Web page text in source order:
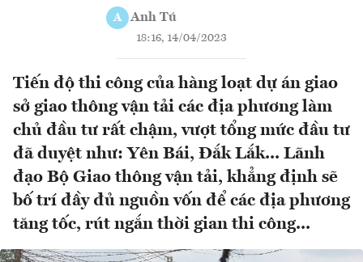
A Anh Tú
18:16, 14/04/2023
Tiến độ thi công của hàng loạt dự án giao
sở giao thông vận tải các địa phương làm
chủ đầu tư rất chậm, vượt tổng mức đầu tư
đã duyệt như: Yên Bái, Đắk Lắk... Lãnh
đạo Bộ Giao thông vận tải, khẳng định sẽ
bố trí đầy đủ nguồn vốn để các địa phương
tăng tốc, rút ngắn thời gian thi công...